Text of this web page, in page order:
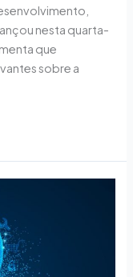
nesta quarta-
que
sobre a